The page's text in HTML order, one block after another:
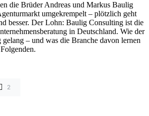
die Brüder Andreas und Markus Baulig
umgekrempelt – plötzlich geht
besser. Der Lohn: Baulig Consulting ist die
in Deutschland. Wie der
– und was die Branche davon lernen
2